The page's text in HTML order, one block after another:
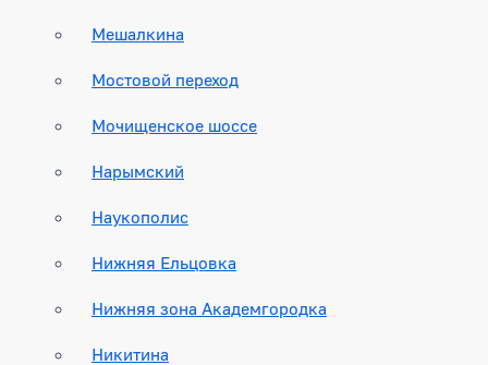
Мешалкина
Мостовой переход
Мочищенское шоссе
Нарымский
Наукополис
Нижняя Ельцовка
Нижняя зона Академгородка
Никитина